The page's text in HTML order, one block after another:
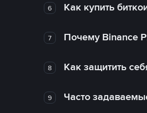
6 Как купить
7 Почему Binance
8 Как защитить
9 Часто